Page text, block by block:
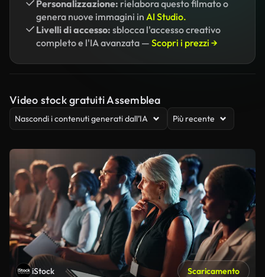
Personalizzazione: rielabora questo filmato o
genera nuove immagini in AI Studio.
Livelli di accesso: sblocca l'accesso creativo
completo e l'IA avanzata — Scopri i prezzi →
Video stock gratuiti Assemblea
Nascondi i contenuti generati dall’IA Più recente
iStock Scaricamento